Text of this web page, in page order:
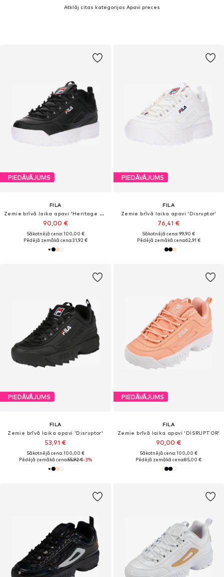
Atklāj citas kategorijas Apavi preces
PIEDĀVĀJUMS
FILA
Zemie brīvā laika apavi 'Heritage Disruptor'
90,00 €
Sākotnējā cena: 100,00 €
Pēdējā zemākā cena:31,92 €
PIEDĀVĀJUMS
FILA
Zemie brīvā laika apavi 'Disruptor'
76,41 €
Sākotnējā cena: 99,90 €
Pēdējā zemākā cena:62,91 €
PIEDĀVĀJUMS
FILA
Zemie brīvā laika apavi 'Disruptor'
53,91 €
Sākotnējā cena: 100,00 €
Pēdējā zemākā cena:55,92 €-3%
PIEDĀVĀJUMS
FILA
Zemie brīvā laika apavi 'DISRUPTOR'
90,00 €
Sākotnējā cena: 100,00 €
Pēdējā zemākā cena:85,00 €